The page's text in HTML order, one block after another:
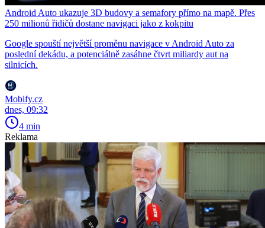
Android Auto ukazuje 3D budovy a semafory přímo na mapě. Přes
250 milionů řidičů dostane navigaci jako z kokpitu
Google spouští největší proměnu navigace v Android Auto za
poslední dekádu, a potenciálně zasáhne čtvrt miliardy aut na
silnicích.
Mobify.cz
dnes, 09:32
4 min
Reklama